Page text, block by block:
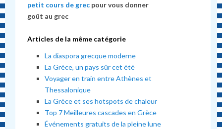
petit cours de grec pour vous donner
goût au grec
Articles de la même catégorie
La diaspora grecque moderne
La Grèce, un pays sûr cet été
Voyager en train entre Athènes et
Thessalonique
La Grèce et ses hotspots de chaleur
Top 7 Meilleures cascades en Grèce
Événements gratuits de la pleine lune